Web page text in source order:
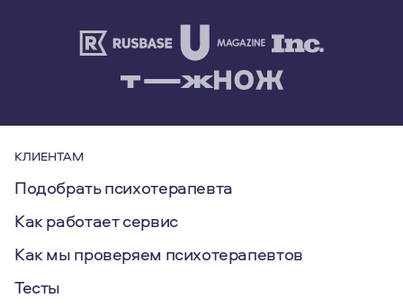
КЛИЕНТАМ
Подобрать психотерапевта
Как работает сервис
Как мы проверяем психотерапевтов
Тесты